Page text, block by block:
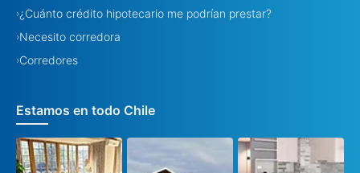
›¿Cuánto crédito hipotecario me podrían prestar?
›Necesito corredora
›Corredores
Estamos en todo Chile